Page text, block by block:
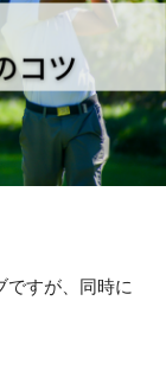
ですが、同時に